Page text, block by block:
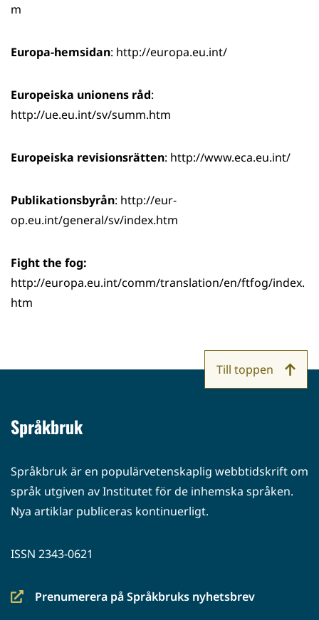
m
Europa-hemsidan: http://europa.eu.int/
Europeiska unionens råd:
http://ue.eu.int/sv/summ.htm
Europeiska revisionsrätten: http://www.eca.eu.int/
Publikationsbyrån: http://eur-
op.eu.int/general/sv/index.htm
Fight the fog:
http://europa.eu.int/comm/translation/en/ftfog/index.
htm
Språkbruk
Språkbruk är en populärvetenskaplig webbtidskrift om
språk utgiven av Institutet för de inhemska språken.
Nya artiklar publiceras kontinuerligt.
ISSN 2343-0621
Prenumerera på Språkbruks nyhetsbrev
(siirryt
Till toppen